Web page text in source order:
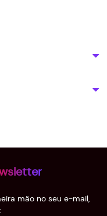
mão no seu e-mail,